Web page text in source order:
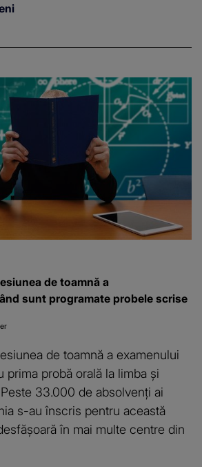
de toamnă a
sunt programate probele scrise
de toamnă a examenului
prima probă orală la limba și
33.000 de absolvenți ai
s-au înscris pentru această
în mai multe centre din